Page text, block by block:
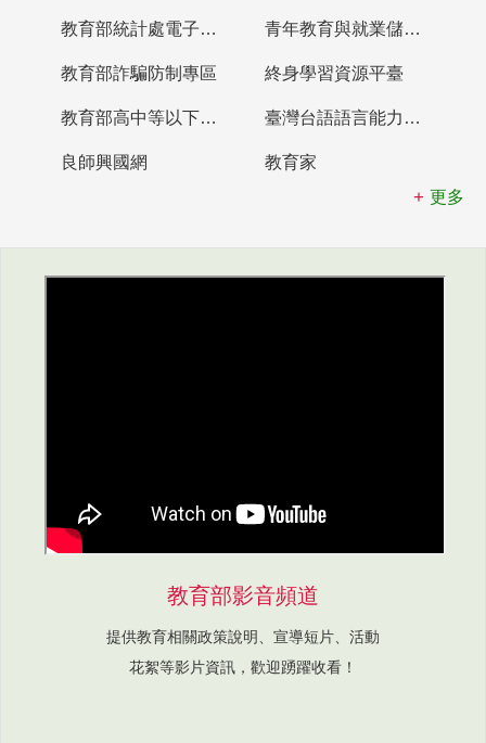
教育部統計處電子書櫃 青年教育與就業儲蓄帳戶
教育部詐騙防制專區 終身學習資源平臺
教育部高中等以下學校及幼兒園教師資格檢定考試 臺灣台語語言能力認證網站
良師興國網
教育家
更多
教育部影音頻道
提供教育相關政策說明、宣導短片、活動
花絮等影片資訊，歡迎踴躍收看！